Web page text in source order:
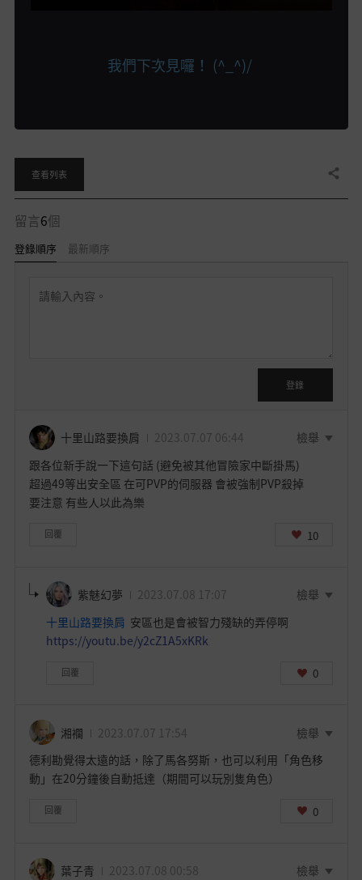
我們下次見囉！ (^_^)/
查看列表 分享
留言6個
登錄順序 最新順序
使
用
，
是
登
頁
面
登錄
十里山路要換肩 2023.07.07 06:44
檢舉
跟各位新手說一下這句話 (避免被其他冒險家中斷掛馬)
超過49等出安全區 在可PVP的伺服器 會被強制PVP殺掉
要注意 有些人以此為樂
回覆 10
紫魅幻夢 2023.07.08 17:07
檢舉
十里山路要換肩 安區也是會被智力殘缺的弄停啊
https://youtu.be/y2cZ1A5xKRk
回覆 0
湘襴 2023.07.07 17:54
檢舉
德利勘覺得太遠的話，除了馬各努斯，也可以利用「角色移
動」在20分鐘後自動抵達（期間可以玩別隻角色）
回覆 0
葉子青 2023.07.08 00:58
檢舉